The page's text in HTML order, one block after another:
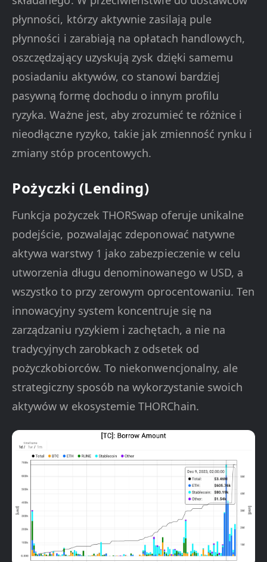
płynności, którzy aktywnie zasilają pule
płynności i zarabiają na opłatach handlowych,
oszczędzający uzyskują zysk dzięki samemu
posiadaniu aktywów, co stanowi bardziej
pasywną formę dochodu o innym profilu
ryzyka. Ważne jest, aby zrozumieć te różnice i
nieodłączne ryzyko, takie jak zmienność rynku i
zmiany stóp procentowych.
Pożyczki (Lending)
Funkcja pożyczek THORSwap oferuje unikalne
podejście, pozwalając zdeponować natywne
aktywa warstwy 1 jako zabezpieczenie w celu
utworzenia długu denominowanego w USD, a
wszystko to przy zerowym oprocentowaniu. Ten
innowacyjny system koncentruje się na
zarządzaniu ryzykiem i zachętach, a nie na
tradycyjnych zarobkach z odsetek od
pożyczkobiorców. To niekonwencjonalny, ale
strategiczny sposób na wykorzystanie swoich
aktywów w ekosystemie THORChain.